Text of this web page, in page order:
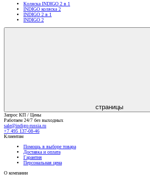
Коляска INDIGO 2 в 1
INDIGO коляска 2
INDIGO 2 в 1
INDIGO 2
страницы
Запрос КП / Цены
Работаем 24/7 без выходных
sale@indigo-russia.ru
+7 495 137-08-46
Клиентам
Помощь в выборе товара
Доставка и оплата
Гарантия
Персональная цена
О компании